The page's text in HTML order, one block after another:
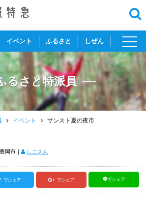
イベント ふるさと しぜん
toggle
るさと特派員
イベント サンスト夏の夜市
豊岡市｜ しこさん
でシェア でシェア でシェア